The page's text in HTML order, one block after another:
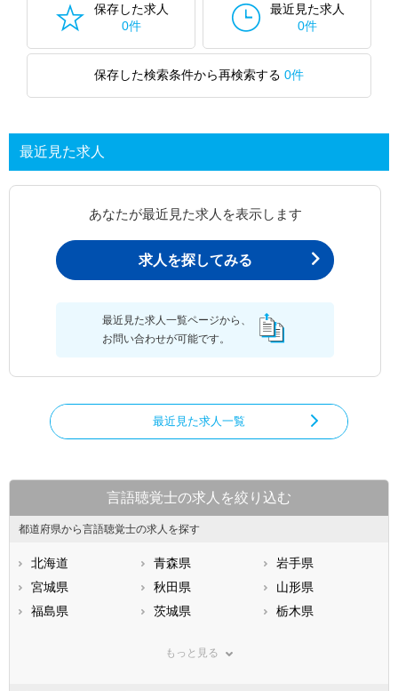
保存した求人
0件
最近見た求人
0件
保存した検索条件から再検索する 0件
最近見た求人
あなたが最近見た求人を表示します
求人を探してみる
最近見た求人一覧ページから、
お問い合わせが可能です。
最近見た求人一覧
言語聴覚士の求人を絞り込む
都道府県から言語聴覚士の求人を探す
北海道 青森県
岩手県
宮城県
秋田県
山形県
福島県
茨城県
栃木県
神奈川県
もっと見る